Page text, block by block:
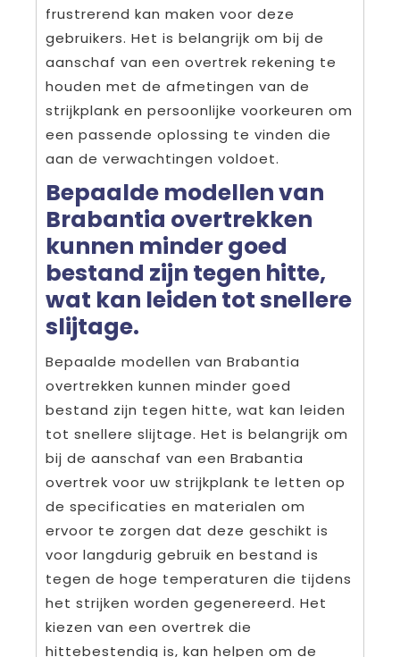
frustrerend kan maken voor deze
gebruikers. Het is belangrijk om bij de
aanschaf van een overtrek rekening te
houden met de afmetingen van de
strijkplank en persoonlijke voorkeuren om
een passende oplossing te vinden die
aan de verwachtingen voldoet.
Bepaalde modellen van
Brabantia overtrekken
kunnen minder goed
bestand zijn tegen hitte,
wat kan leiden tot snellere
slijtage.
Bepaalde modellen van Brabantia
overtrekken kunnen minder goed
bestand zijn tegen hitte, wat kan leiden
tot snellere slijtage. Het is belangrijk om
bij de aanschaf van een Brabantia
overtrek voor uw strijkplank te letten op
de specificaties en materialen om
ervoor te zorgen dat deze geschikt is
voor langdurig gebruik en bestand is
tegen de hoge temperaturen die tijdens
het strijken worden gegenereerd. Het
kiezen van een overtrek die
hittebestendig is, kan helpen om de